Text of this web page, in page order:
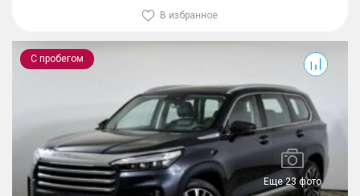
В избранное
С пробегом
Еще 23 фото
VX